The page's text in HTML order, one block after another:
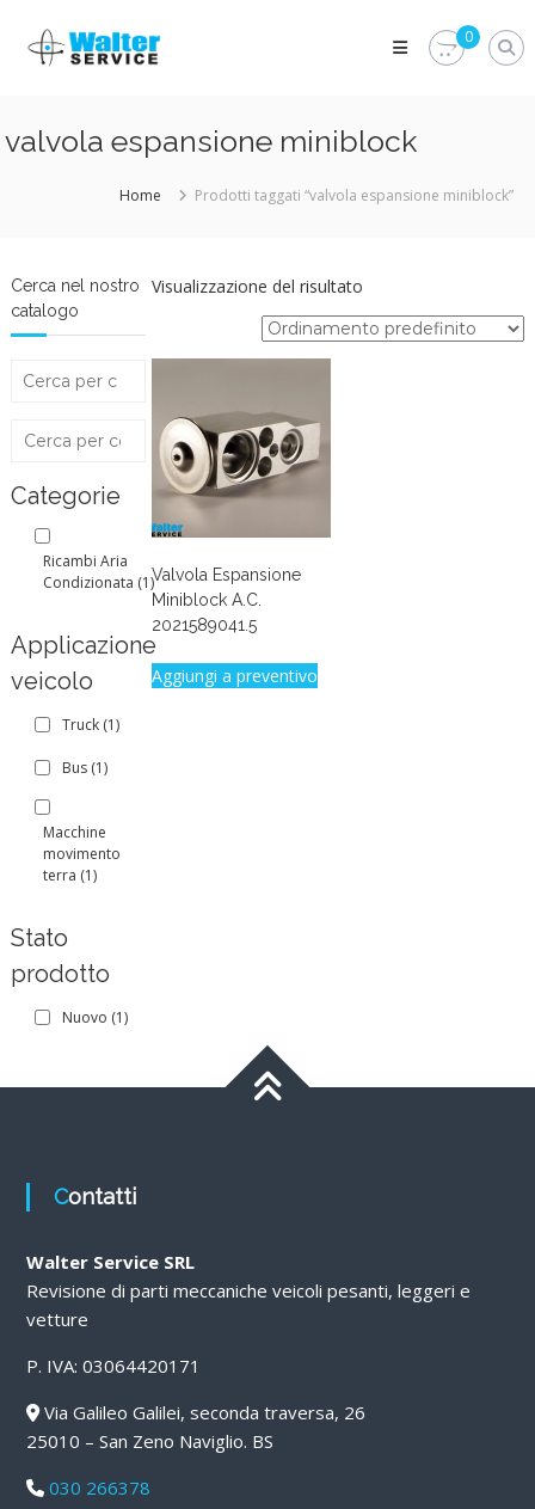
content
Walter
Service
parti
Walter
Service
Srl
0
valvola espansione miniblock
Home Prodotti taggati “valvola espansione miniblock”
Visualizzazione del risultato
Valvola Espansione
Miniblock A.C.
2021589041.5
Aggiungi a preventivo
Cerca nel nostro
catalogo
Categorie
Ricambi Aria
Condizionata (1)
Applicazione
veicolo
Truck (1)
Bus (1)
Macchine
movimento
terra (1)
Stato
prodotto
Nuovo (1)
Contatti
Walter Service SRL
Revisione di parti meccaniche veicoli pesanti, leggeri e
vetture
P. IVA: 03064420171
Via Galileo Galilei, seconda traversa, 26
25010 – San Zeno Naviglio. BS
030 266378